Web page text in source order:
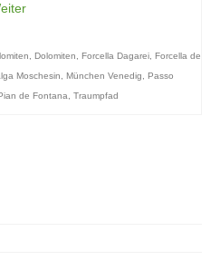
, Dolomiten, Forcella Dagarei, Forcella de
Moschesin, München Venedig, Passo
de Fontana, Traumpfad